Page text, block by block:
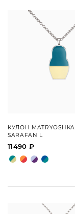
КУЛОН MATRYOSHKA
SARAFAN L
11490 ₽